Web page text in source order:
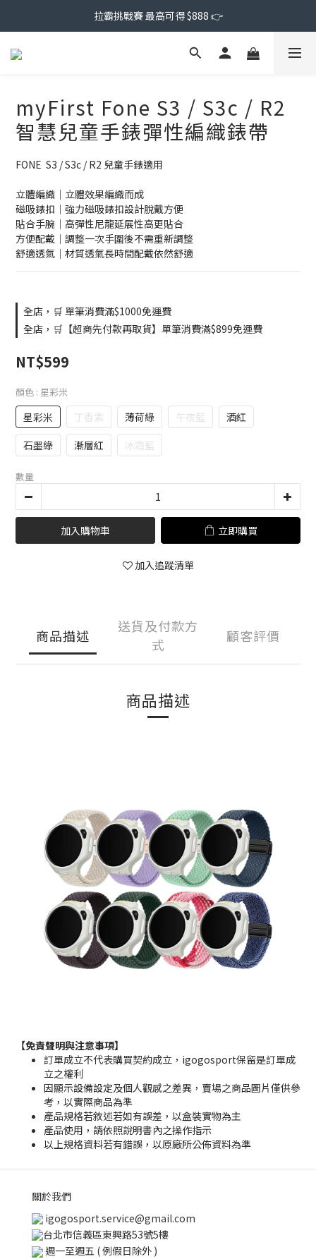
拉霸挑戰賽 最高可得 $888 👉
myFirst Fone S3 / S3c / R2
智慧兒童手錶彈性編織錶帶
FONE  S3 / S3c / R2 兒童手錶適用
立體編織｜立體效果編織而成
磁吸錶扣｜強力磁吸錶扣設計脫戴方便
貼合手腕｜高彈性尼龍延展性高更貼合
方便配戴｜調整一次手圍後不需重新調整
舒適透氣｜材質透氣長時間配戴依然舒適
全店，🛒 單筆消費滿$1000免運費
全店，🛒【超商先付款再取貨】單筆消費滿$899免運費
NT$599
顏色 : 星彩米
星彩米 丁香紫 薄荷綠 午夜藍
酒紅
石墨綠
漸層紅 冰霜藍
數量
加入購物車 立即購買
加入追蹤清單
商品描述
送貨及付款方
式
顧客評價
商品描述
【免責聲明與注意事項】
訂單成立不代表購買契約成立，igogosport保留是訂單成
立之權利
因顯示設備設定及個人觀感之差異，賣場之商品圖片僅供參
考，以實際商品為準
產品規格若敘述若如有誤差，以盒裝實物為主
產品使用，請依照說明書內之操作指示
以上規格資料若有錯誤，以原廠所公佈資料為準
關於我們
igogosport.service@gmail.com
台北市信義區東興路53號5樓
週一至週五 ( 例假日除外 )